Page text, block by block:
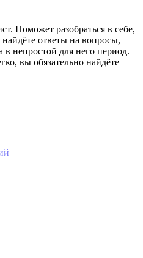
Поможет разобраться в себе,
ответы на вопросы,
в непростой для него период.
вы обязательно найдёте